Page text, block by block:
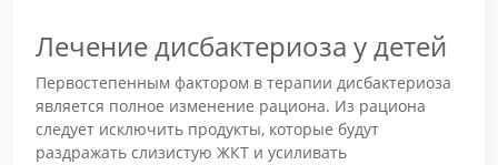
Лечение дисбактериоза у детей
Первостепенным фактором в терапии дисбактериоза
является полное изменение рациона. Из рациона
следует исключить продукты, которые будут
раздражать слизистую ЖКТ и усиливать